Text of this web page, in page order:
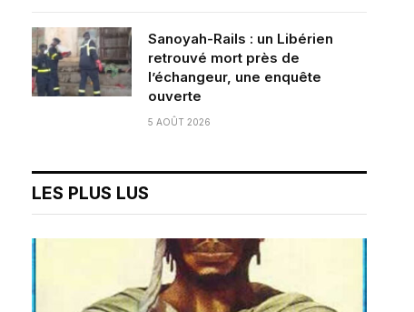
Sanoyah-Rails : un Libérien
retrouvé mort près de
l’échangeur, une enquête
ouverte
5 AOÛT 2026
LES PLUS LUS